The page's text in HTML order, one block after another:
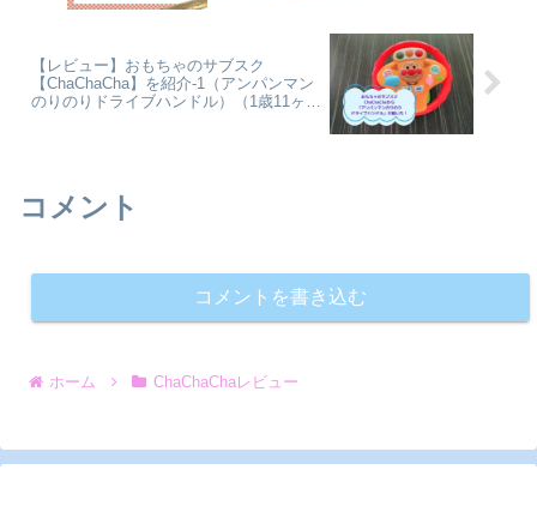
【レビュー】おもちゃのサブスク
【ChaChaCha】を紹介-1（アンパンマン
のりのりドライブハンドル）（1歳11ヶ
コメント
コメントを書き込む
ホーム ChaChaChaレビュー